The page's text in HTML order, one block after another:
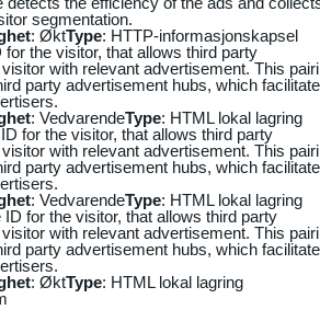
segmentation.
: ØktType: HTTP-informasjonskapsel
for the visitor, that allows third party
with relevant advertisement. This
party advertisement hubs, which
: VedvarendeType: HTML lokal lagring
for the visitor, that allows third party
with relevant advertisement. This
party advertisement hubs, which
: VedvarendeType: HTML lokal lagring
ID for the visitor, that allows third party
with relevant advertisement. This
party advertisement hubs, which
: ØktType: HTML lokal lagring